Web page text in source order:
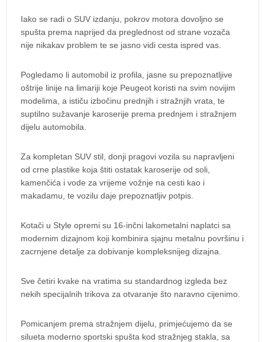
Iako se radi o SUV izdanju, pokrov motora dovoljno se
spušta prema naprijed da preglednost od strane vozača
nije nikakav problem te se jasno vidi cesta ispred vas.
Pogledamo li automobil iz profila, jasne su prepoznatljive
oštrije linije na limariji koje Peugeot koristi na svim novijim
modelima, a ističu izbočinu prednjih i stražnjih vrata, te
suptilno sužavanje karoserije prema prednjem i stražnjem
dijelu automobila.
Za kompletan SUV stil, donji pragovi vozila su napravljeni
od crne plastike koja štiti ostatak karoserije od soli,
kamenčića i vode za vrijeme vožnje na cesti kao i
makadamu, te vozilu daje prepoznatljiv potpis.
Kotači u Style opremi su 16-inčni lakometalni naplatci sa
modernim dizajnom koji kombinira sjajnu metalnu površinu i
zacrnjene detalje za dobivanje kompleksnijeg dizajna.
Sve četiri kvake na vratima su standardnog izgleda bez
nekih specijalnih trikova za otvaranje što naravno cijenimo.
Pomicanjem prema stražnjem dijelu, primjećujemo da se
silueta moderno sportski spušta kod stražnjeg stakla, sa